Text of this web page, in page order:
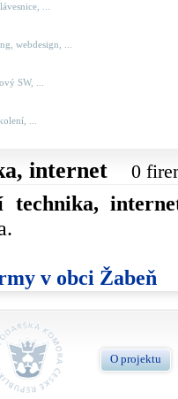
...
webdesign, ...
SW, ...
...
internet 0
technika,
v obci Žabeň
O projektu